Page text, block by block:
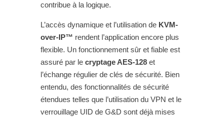
contribue à la logique.
L’accès dynamique et l’utilisation de KVM-
over-IP™ rendent l’application encore plus
flexible. Un fonctionnement sûr et fiable est
assuré par le cryptage AES-128et
l’échange régulier de clés de sécurité. Bien
entendu, des fonctionnalités de sécurité
étendues telles que l’utilisation du VPN et le
verrouillage UID de G&D sont déjà mises